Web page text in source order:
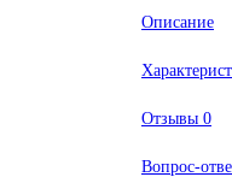
Описание
Отзывы 0
Вопрос-